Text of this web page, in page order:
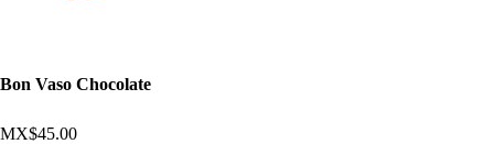
Bon Vaso Chocolate
MX$45.00